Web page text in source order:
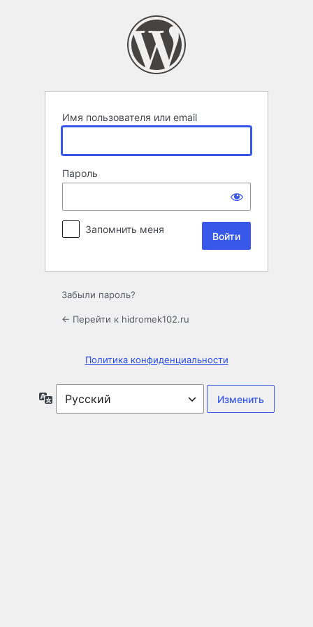
Имя пользователя или email
Пароль
Запомнить меня
Забыли пароль?
← Перейти к hidromek102.ru
Политика конфиденциальности
Язык